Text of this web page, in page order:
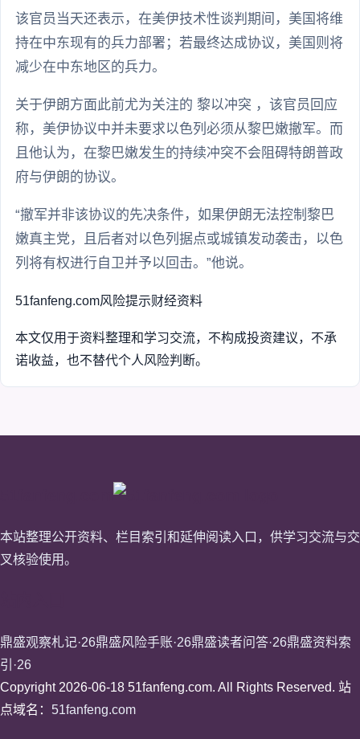
该官员当天还表示，在美伊技术性谈判期间，美国将维
持在中东现有的兵力部署；若最终达成协议，美国则将
减少在中东地区的兵力。
关于伊朗方面此前尤为关注的 黎以冲突 ，该官员回应
称，美伊协议中并未要求以色列必须从黎巴嫩撤军。而
且他认为，在黎巴嫩发生的持续冲突不会阻碍特朗普政
府与伊朗的协议。
“撤军并非该协议的先决条件，如果伊朗无法控制黎巴
嫩真主党，且后者对以色列据点或城镇发动袭击，以色
列将有权进行自卫并予以回击。”他说。
51fanfeng.com风险提示财经资料
本文仅用于资料整理和学习交流，不构成投资建议，不承
诺收益，也不替代个人风险判断。
本站整理公开资料、栏目索引和延伸阅读入口，供学习交流与交
叉核验使用。
鼎盛观察札记·26鼎盛风险手账·26鼎盛读者问答·26鼎盛资料索
引·26
Copyright 2026-06-18 51fanfeng.com. All Rights Reserved. 站
点域名： 51fanfeng.com